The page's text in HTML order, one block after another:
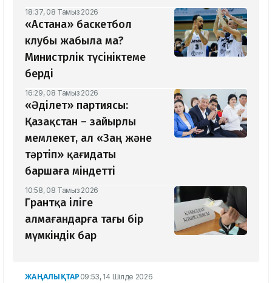
18:37, 08 Тамыз 2026
«Астана» баскетбол
клубы жабыла ма?
Министрлік түсініктеме
берді
16:29, 08 Тамыз 2026
«Әділет» партиясы:
Қазақстан – зайырлы
мемлекет, ал «Заң және
тәртіп» қағидаты
баршаға міндетті
10:58, 08 Тамыз 2026
Грантқа іліге
алмағандарға тағы бір
мүмкіндік бар
ЖАҢАЛЫҚТАР 09:53, 14 Шілде 2026